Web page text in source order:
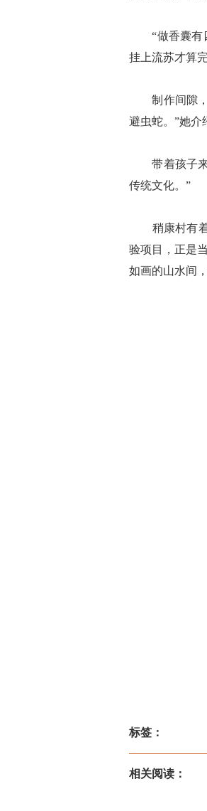
“做香囊有四
挂上流苏才算
制作间隙，
避虫蛇。”她介
带着孩子来
传统文化。”
稍康村有着
验项目，正是
如画的山水间
标签：
相关阅读：